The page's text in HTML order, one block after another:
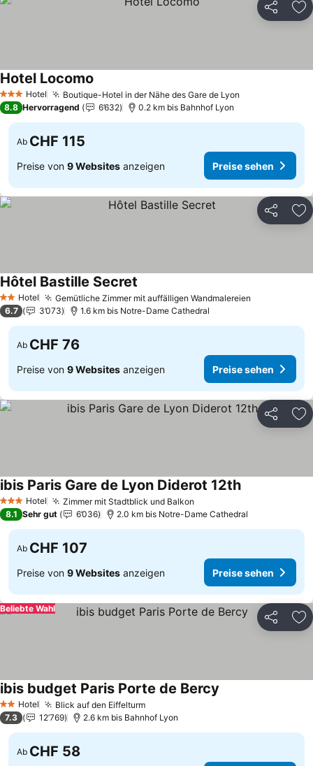
Teilen
3 SterneHotel Boutique-Hotel in der Nähe des Gare de Lyon
Hotel Locomo
8.8 Hervorragend 6’632 0.2 km bis Bahnhof Lyon
Ab CHF 115
Preise von 9 Websites anzeigen Preise sehen
Teilen
2 Sterne
Hotel Gemütliche Zimmer mit auffälligen Wandmalereien
Hôtel Bastille Secret
6.7 3’073 1.6 km bis Notre-Dame Cathedral
Ab CHF 76
Preise von 9 Websites anzeigen Preise sehen
Teilen
3 SterneHotel Zimmer mit Stadtblick und Balkon
ibis Paris Gare de Lyon Diderot 12thPreise sehen
8.1 Sehr gut 6’036 2.0 km bis Notre-Dame Cathedral
Ab CHF 107
Preise von 9 Websites anzeigen Preise sehen
Teilen
Beliebte Wahl
2 Sterne
Hotel Blick auf den EiffelturmPreise sehen
ibis budget Paris Porte de Bercy
7.3 12’769 2.6 km bis Bahnhof Lyon
Ab CHF 58